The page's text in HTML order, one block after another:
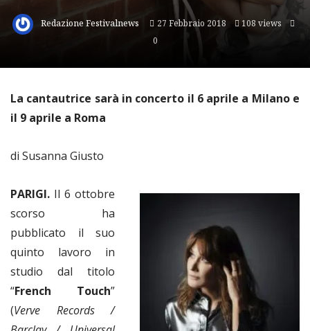
Redazione Festivalnews 27 Febbraio 2018
108 views
0
La cantautrice sarà in concerto il 6 aprile a Milano e
il 9 aprile a Roma
di Susanna Giusto
PARIGI. Il 6 ottobre
scorso ha
pubblicato il suo
quinto lavoro in
studio dal titolo
“French Touch”
(Verve Records /